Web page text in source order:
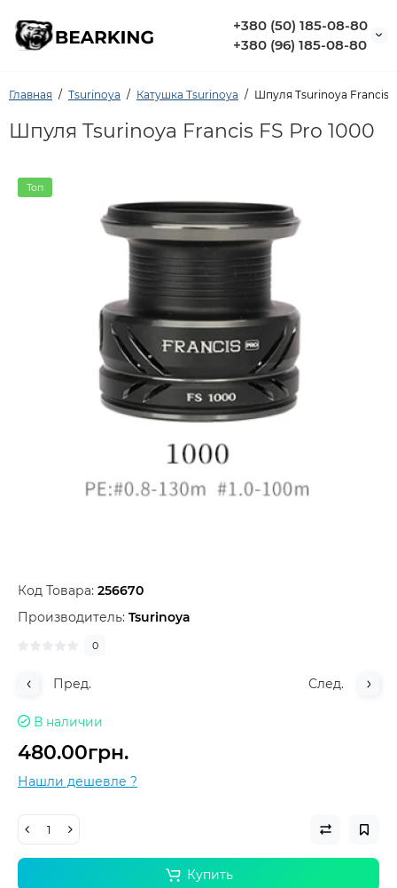
+380 (50) 185-08-80
+380 (96) 185-08-80
Главная Tsurinoya Катушка Tsurinoya Шпуля Tsurinoya Francis
Шпуля Tsurinoya Francis FS Pro 1000
Топ
Код Товара: 256670
Производитель: Tsurinoya
0
Пред. След.
В наличии
480.00грн.
Нашли дешевле ?
Купить